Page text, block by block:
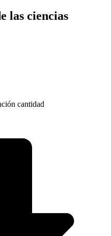
las ciencias
cantidad